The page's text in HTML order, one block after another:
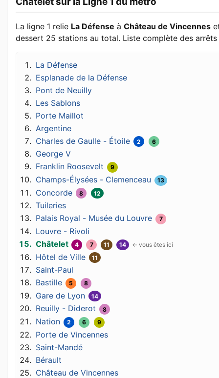
La ligne 1 relie La Défense à Château de Vincennes
dessert 25 stations au total. Liste complète des arrêts
La Défense
Esplanade de la Défense
Pont de Neuilly
Les Sablons
Porte Maillot
Argentine
Charles de Gaulle - Étoile
2 6
George V
Franklin Roosevelt
9
Champs-Élysées - Clemenceau 13
Concorde 8 12
Tuileries
Palais Royal - Musée du Louvre
7
Louvre - Rivoli
Châtelet
4 7 11 14
Hôtel de Ville 11
Saint-Paul
Bastille
5 8
Gare de Lyon 14
Reuilly - Diderot 8
Nation 2 6 9
Porte de Vincennes
Saint-Mandé
Bérault
Château de Vincennes